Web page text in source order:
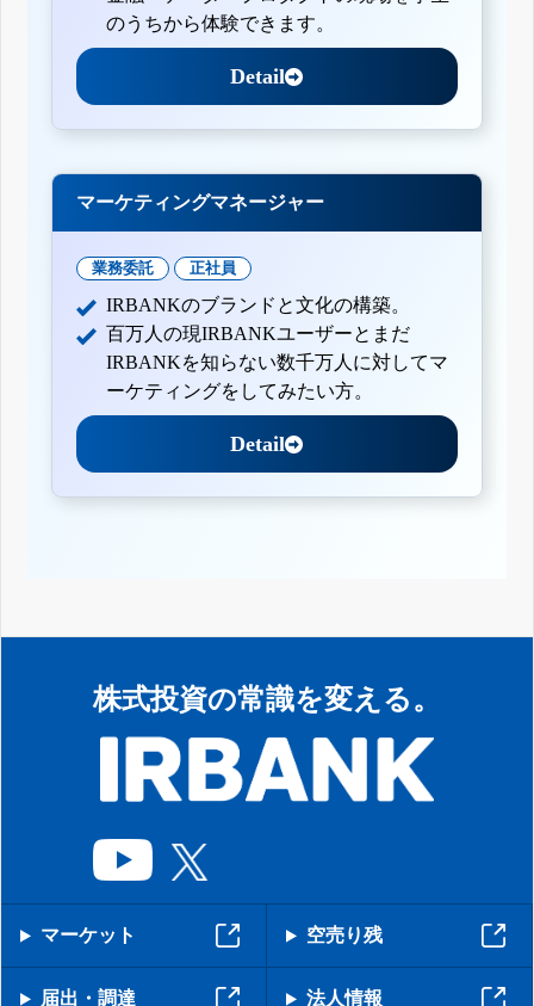
のうちから体験できます。
Detail
マーケティングマネージャー
業務委託 正社員
IRBANKのブランドと文化の構築。
百万人の現IRBANKユーザーとまだ
IRBANKを知らない数千万人に対してマ
ーケティングをしてみたい方。
Detail
株式投資の常識を変える。
マーケット 空売り残
届出・調達 法人情報